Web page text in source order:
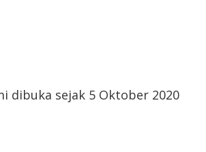
dibuka sejak 5 Oktober 2020